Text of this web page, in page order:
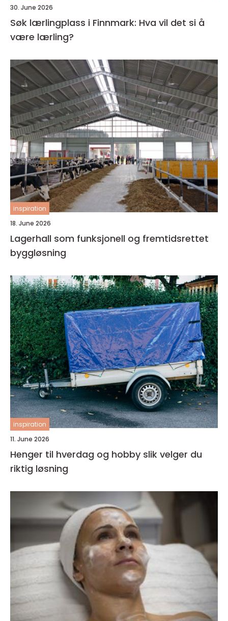
30. June 2026
Søk lærlingplass i Finnmark: Hva vil det si å
være lærling?
inspiration
18. June 2026
Lagerhall som funksjonell og fremtidsrettet
byggløsning
inspiration
11. June 2026
Henger til hverdag og hobby slik velger du
riktig løsning